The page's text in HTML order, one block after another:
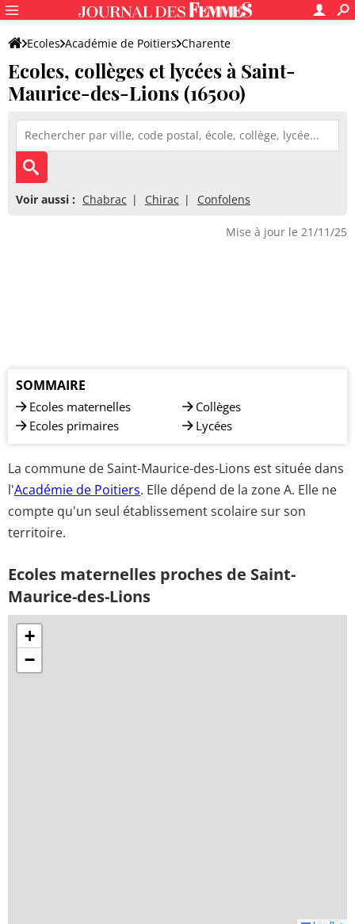
Ecoles Académie de Poitiers Charente
Ecoles, collèges et lycées à Saint-
Maurice-des-Lions (16500)
Voir aussi : Chabrac Chirac Confolens
Mise à jour le 21/11/25
SOMMAIRE
Ecoles maternelles
Ecoles primaires
Collèges
Lycées
La commune de Saint-Maurice-des-Lions est située dans
l'Académie de Poitiers. Elle dépend de la zone A. Elle ne
compte qu'un seul établissement scolaire sur son
territoire.
Ecoles maternelles proches de Saint-
Maurice-des-Lions
+
−